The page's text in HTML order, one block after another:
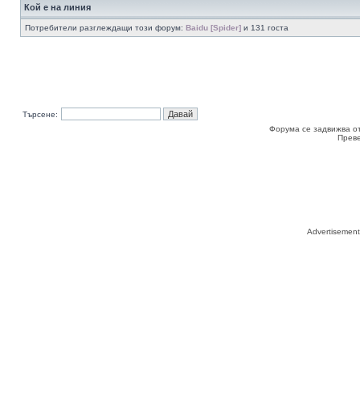
Кой е на линия
Потребители разглеждащи този форум: Baidu [Spider] и 131 госта
Търсене:
Форума се задвижва